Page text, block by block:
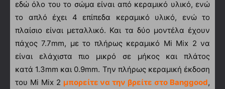
εδώ όλο του το σώμα είναι από κεραμικό υλικό, ενώ
το απλό έχει 4 επίπεδα κεραμικό υλικό, ενώ το
πλαίσιο είναι μεταλλικό. Και τα δύο μοντέλα έχουν
πάχος 7.7mm, με το πλήρως κεραμικό Mi Mix 2 να
είναι ελάχιστα πιο μικρό σε μήκος και πλάτος
κατά 1.3mm και 0.9mm. Την πλήρως κεραμική έκδοση
του Mi Mix 2 μπορείτε να την βρείτε στο Banggood,